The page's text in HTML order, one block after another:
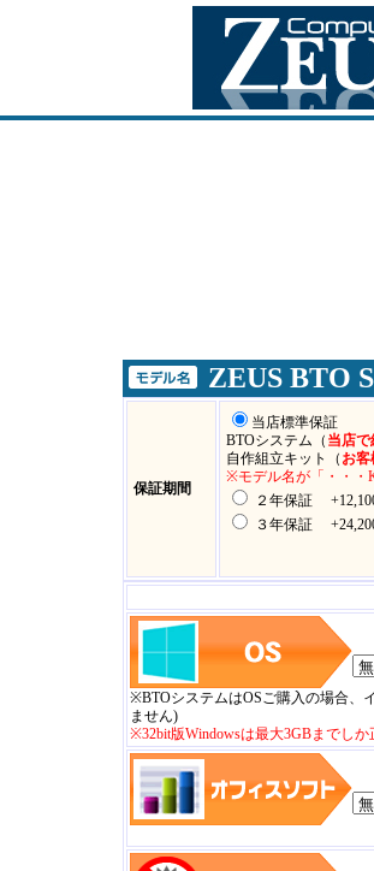
ZEUS BTO
保証期間
当店標準保証
BTOシステム（ 当店
自作組立キット（ お
※モデル名が「・・・
２年保証
３年保証
※BTOシステムはOSご購入の場合、
ません)
※32bit版Windowsは最大3GBまでしか